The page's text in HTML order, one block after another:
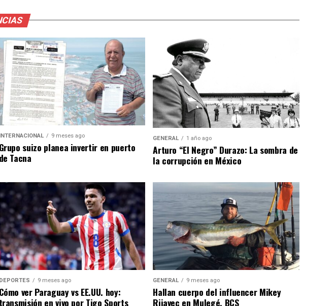
INTERNACIONAL 9 meses ago
Grupo suizo planea invertir en puerto
de Tacna
GENERAL 1 año ago
Arturo “El Negro” Durazo: La sombra de
la corrupción en México
DEPORTES 9 meses ago
Cómo ver Paraguay vs EE.UU. hoy:
transmisión en vivo por Tigo Sports
GENERAL 9 meses ago
Hallan cuerpo del influencer Mikey
Rijavec en Mulegé, BCS